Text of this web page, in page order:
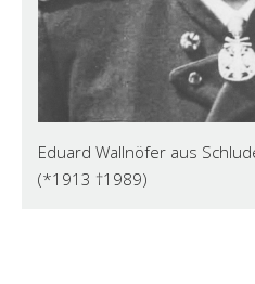
Eduard Wallnöfer aus
(*1913 †1989)